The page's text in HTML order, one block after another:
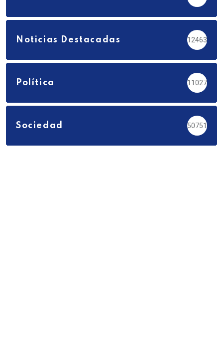
Noticias Destacadas 12463
Política 11027
Sociedad 50751